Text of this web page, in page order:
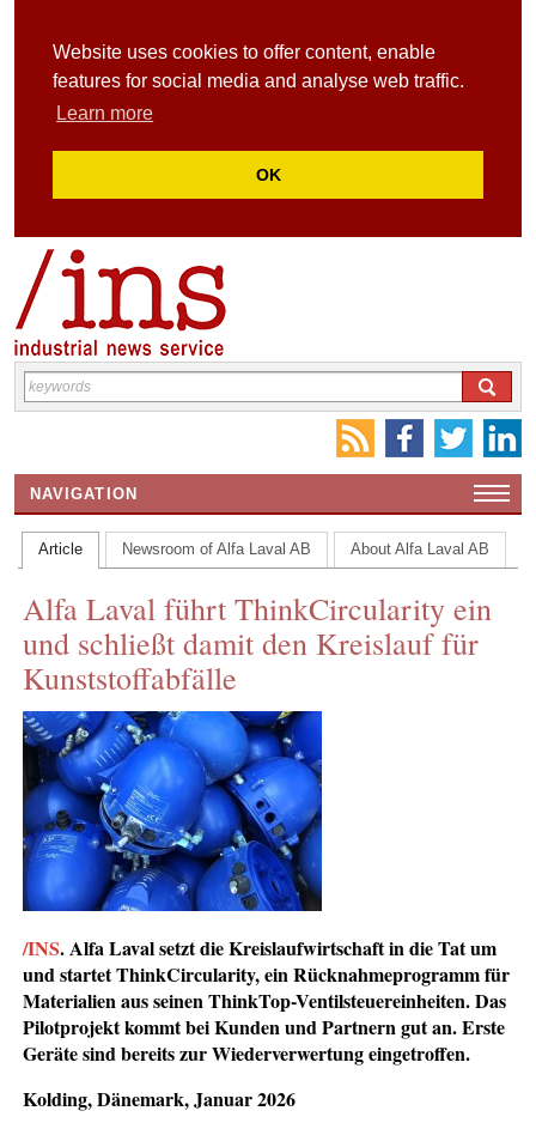
Website uses cookies to offer content, enable
features for social media and analyse web traffic.
Learn more
OK
NAVIGATION
HOME
CONTACT US
INS MAIN WEBSITE
ABOUT US
Article Newsroom of Alfa Laval AB About Alfa Laval AB
Alfa Laval führt ThinkCircularity ein
und schließt damit den Kreislauf für
Kunststoffabfälle
/INS.Alfa Laval setzt die Kreislaufwirtschaft in die Tat um
und startet ThinkCircularity, ein Rücknahmeprogramm für
Materialien aus seinen ThinkTop-Ventilsteuereinheiten. Das
Pilotprojekt kommt bei Kunden und Partnern gut an. Erste
Geräte sind bereits zur Wiederverwertung eingetroffen.
Kolding, Dänemark, Januar 2026